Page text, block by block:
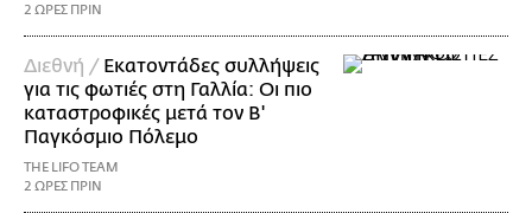
2 ΩΡΕΣ ΠΡΙΝ
Διεθνή / Εκατοντάδες συλλήψεις
για τις φωτιές στη Γαλλία: Οι πιο
καταστροφικές μετά τον Β'
Παγκόσμιο Πόλεμο
THE LIFO TEAM
2 ΩΡΕΣ ΠΡΙΝ